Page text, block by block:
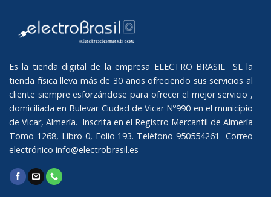
Es la tienda digital de la empresa ELECTRO BRASIL SL la
tienda física lleva más de 30 años ofreciendo sus servicios al
cliente siempre esforzándose para ofrecer el mejor servicio ,
domiciliada en Bulevar Ciudad de Vicar Nº990 en el municipio
de Vicar, Almería. Inscrita en el Registro Mercantil de Almería
Tomo 1268, Libro 0, Folio 193. Teléfono 950554261 Correo
electrónico info@electrobrasil.es